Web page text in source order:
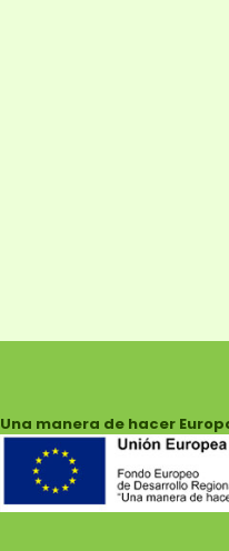
Una manera de hacer